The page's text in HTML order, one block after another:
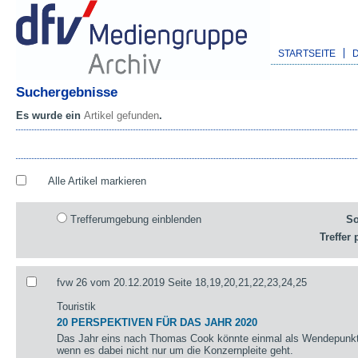
STARTSEITE
Suchergebnisse
Es wurde ein Artikel gefunden.
Alle Artikel markieren
Trefferumgebung einblenden
Treffer
fvw 26 vom 20.12.2019 Seite 18,19,20,21,22,23,24,25
Touristik
20 PERSPEKTIVEN FÜR DAS JAHR 2020
Das Jahr eins nach Thomas Cook könnte einmal als
wenn es dabei nicht nur um die Konzernpleite geht.